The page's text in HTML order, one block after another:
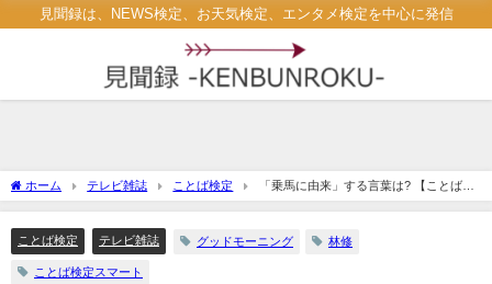
見聞録は、NEWS検定、お天気検定、エンタメ検定を中心に発信
ホーム テレビ雑誌 ことば検定
「乗馬に由来」する言葉は? 【ことば検
定スマート】
ことば検定 テレビ雑誌 グッドモーニング 林修
ことば検定スマート